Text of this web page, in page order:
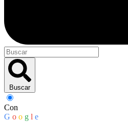
Buscar
Con
G o o g l e